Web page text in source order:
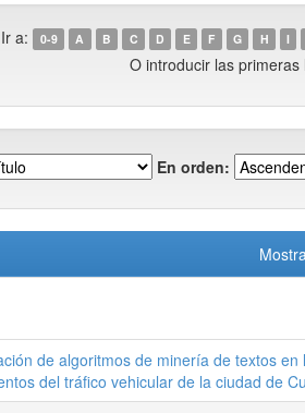
Ir a: 0-9 A B C D E F G H I
O introducir las primeras
En orden:
de algoritmos de minería de textos
del tráfico vehicular de la ciudad de